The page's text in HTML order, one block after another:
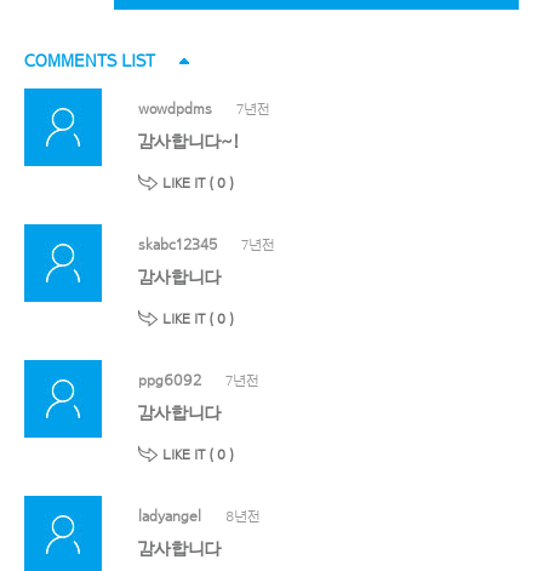
COMMENTS LIST
wowdpdms 7년전
감사합니다~!
LIKE IT ( 0 )
skabc12345 7년전
감사합니다
LIKE IT ( 0 )
ppg6092 7년전
감사합니다
LIKE IT ( 0 )
ladyangel 8년전
감사합니다